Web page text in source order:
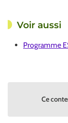
Voir aussi
Programme
Ce